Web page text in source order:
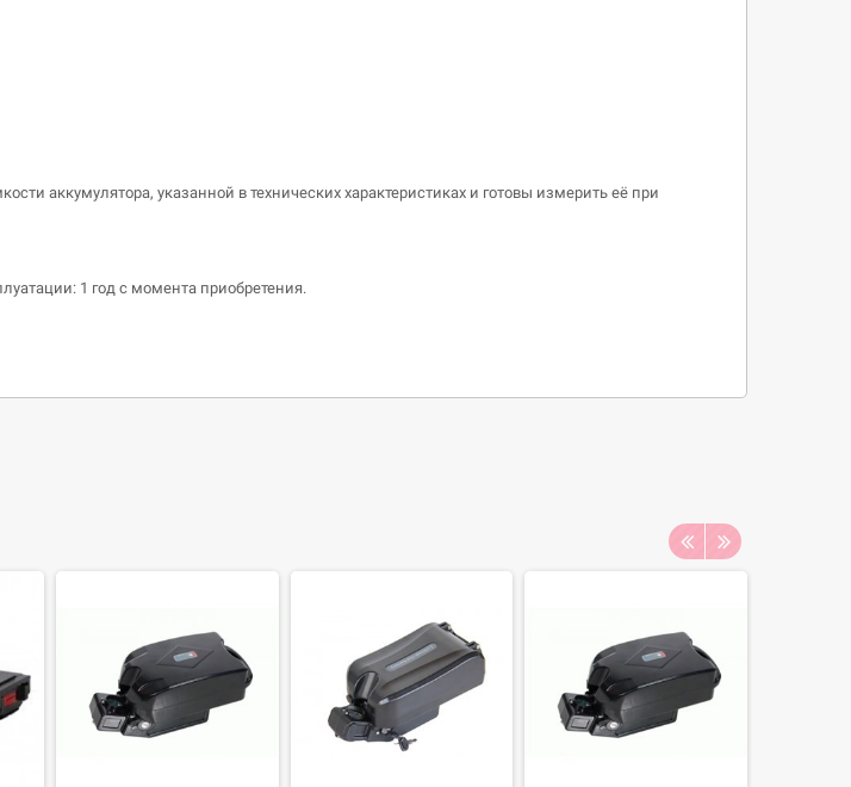
аккумулятора, указанной в технических характеристиках и готовы измерить её при
1 год с момента приобретения.